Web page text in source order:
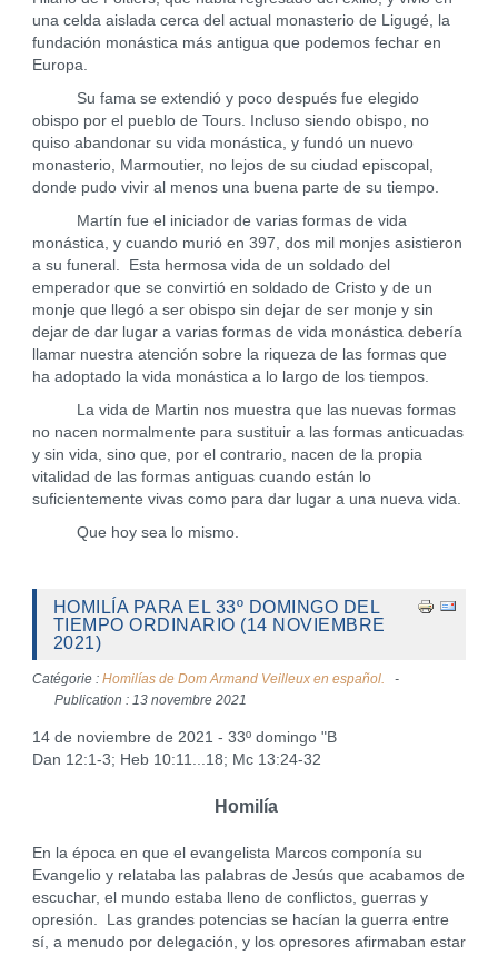
una celda aislada cerca del actual monasterio de Ligugé, la
fundación monástica más antigua que podemos fechar en
Europa.
Su fama se extendió y poco después fue elegido
obispo por el pueblo de Tours. Incluso siendo obispo, no
quiso abandonar su vida monástica, y fundó un nuevo
monasterio, Marmoutier, no lejos de su ciudad episcopal,
donde pudo vivir al menos una buena parte de su tiempo.
Martín fue el iniciador de varias formas de vida
monástica, y cuando murió en 397, dos mil monjes asistieron
a su funeral. Esta hermosa vida de un soldado del
emperador que se convirtió en soldado de Cristo y de un
monje que llegó a ser obispo sin dejar de ser monje y sin
dejar de dar lugar a varias formas de vida monástica debería
llamar nuestra atención sobre la riqueza de las formas que
ha adoptado la vida monástica a lo largo de los tiempos.
La vida de Martin nos muestra que las nuevas formas
no nacen normalmente para sustituir a las formas anticuadas
y sin vida, sino que, por el contrario, nacen de la propia
vitalidad de las formas antiguas cuando están lo
suficientemente vivas como para dar lugar a una nueva vida.
Que hoy sea lo mismo.
HOMILÍA PARA EL 33º DOMINGO DEL
TIEMPO ORDINARIO (14 NOVIEMBRE
2021)
Catégorie : Homilías de Dom Armand Veilleux en español.
Publication : 13 novembre 2021
14 de noviembre de 2021 - 33º domingo "B
Dan 12:1-3; Heb 10:11...18; Mc 13:24-32
Homilía
En la época en que el evangelista Marcos componía su
Evangelio y relataba las palabras de Jesús que acabamos de
escuchar, el mundo estaba lleno de conflictos, guerras y
opresión. Las grandes potencias se hacían la guerra entre
sí, a menudo por delegación, y los opresores afirmaban estar